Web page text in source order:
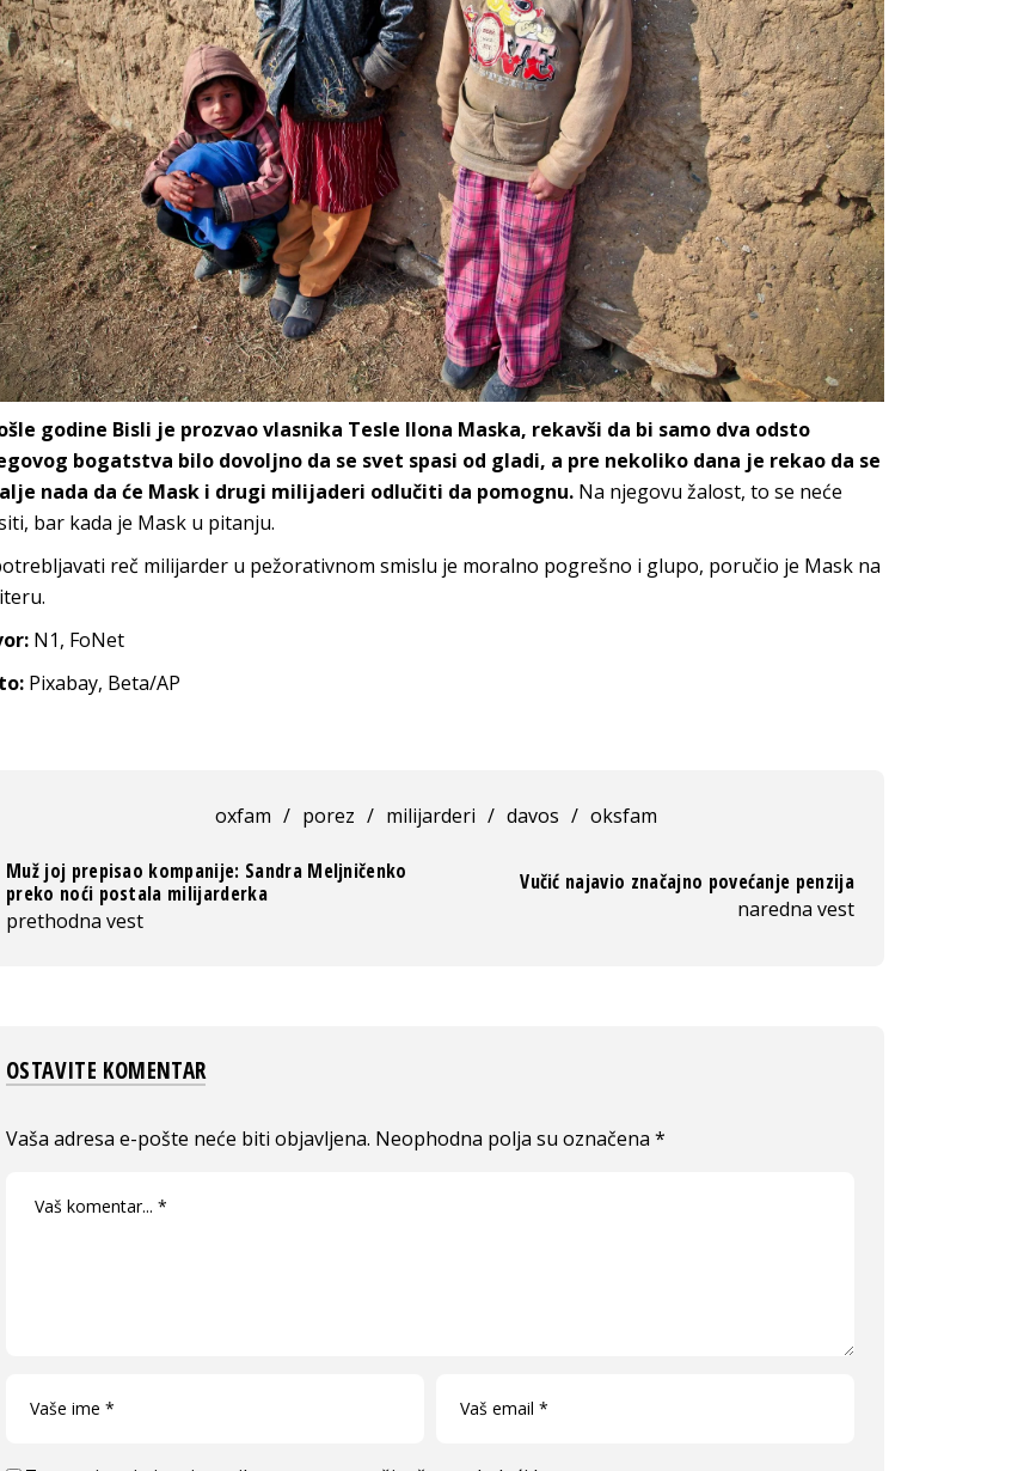
godine Bisli je prozvao vlasnika Tesle Ilona Maska, rekavši da bi samo dva odsto
bogatstva bilo dovoljno da se svet spasi od gladi, a pre nekoliko dana je rekao da se
nada da će Mask i drugi milijaderi odlučiti da pomognu. Na njegovu žalost, to se neće
bar kada je Mask u pitanju.
reč milijarder u pežorativnom smislu je moralno pogrešno i glupo, poručio je Mask na
N1, FoNet
Pixabay, Beta/AP
oxfam / porez / milijarderi / davos / oksfam
Muž joj prepisao kompanije: Sandra Meljničenko
preko noći postala milijarderka
prethodna vest
Vučić najavio značajno povećanje penzija
naredna vest
OSTAVITE KOMENTAR
Vaša adresa e-pošte neće biti objavljena. Neophodna polja su označena *